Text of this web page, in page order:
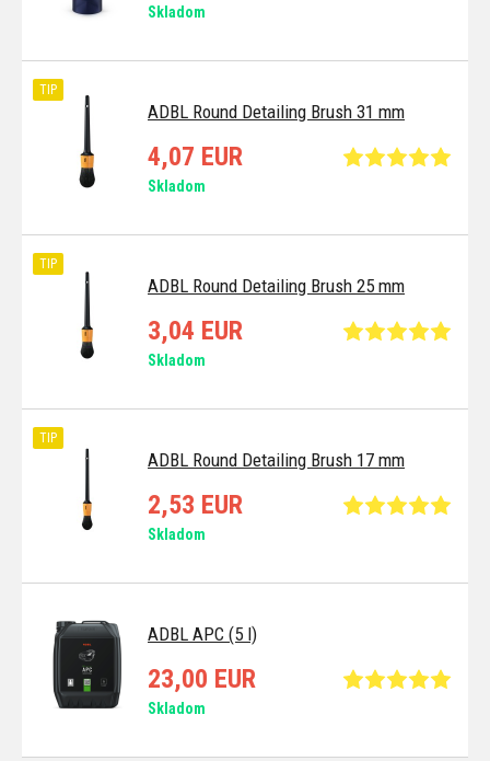
Skladom
ADBL Round Detailing Brush 31 mm
TIP
4,07 EUR
Skladom
ADBL Round Detailing Brush 25 mm
TIP
3,04 EUR
Skladom
ADBL Round Detailing Brush 17 mm
TIP
2,53 EUR
Skladom
ADBL APC (5 l)
23,00 EUR
Skladom